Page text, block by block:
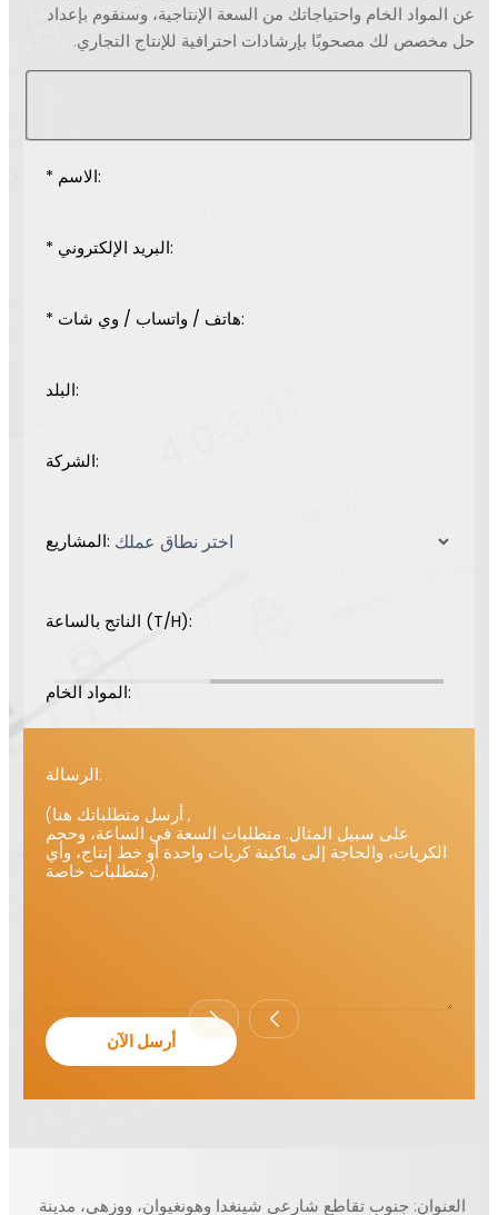
عن المواد الخام واحتياجاتك من السعة الإنتاجية، وسنقوم بإعداد
حل مخصص لك مصحوبًا بإرشادات احترافية للإنتاج التجاري.
* الاسم:
* البريد الإلكتروني:
* هاتف / واتساب / وي شات:
البلد:
الشركة:
المشاريع:
الناتج بالساعة (T/H):
المواد الخام:
الرسالة:
(أرسل متطلباتك هنا ,
على سبيل المثال: متطلبات السعة في الساعة، وحجم
الكريات، والحاجة إلى ماكينة كريات واحدة أو خط إنتاج، وأي
متطلبات خاصة).
العنوان: جنوب تقاطع شارعي شينغدا وهونغيوان، ووزهي، مدينة